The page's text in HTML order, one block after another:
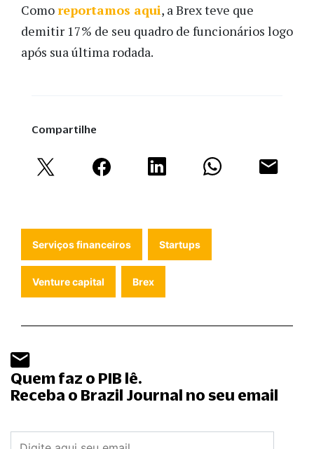
Comoreportamos aqui, a Brex teve que
demitir 17% de seu quadro de funcionários logo
após sua última rodada.
Compartilhe
Serviços financeiros Startups
Venture capital Brex
Quem faz o PIB lê.
Receba o Brazil Journal no seu email